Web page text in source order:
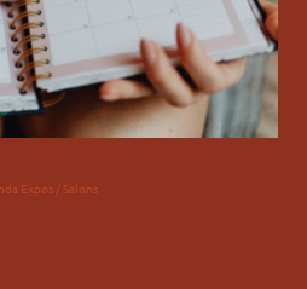
Expos / Salons